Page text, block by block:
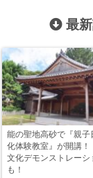
最
能の聖地高砂で『親子
化体験教室』が開講！
文化デモンストレーシ
も！